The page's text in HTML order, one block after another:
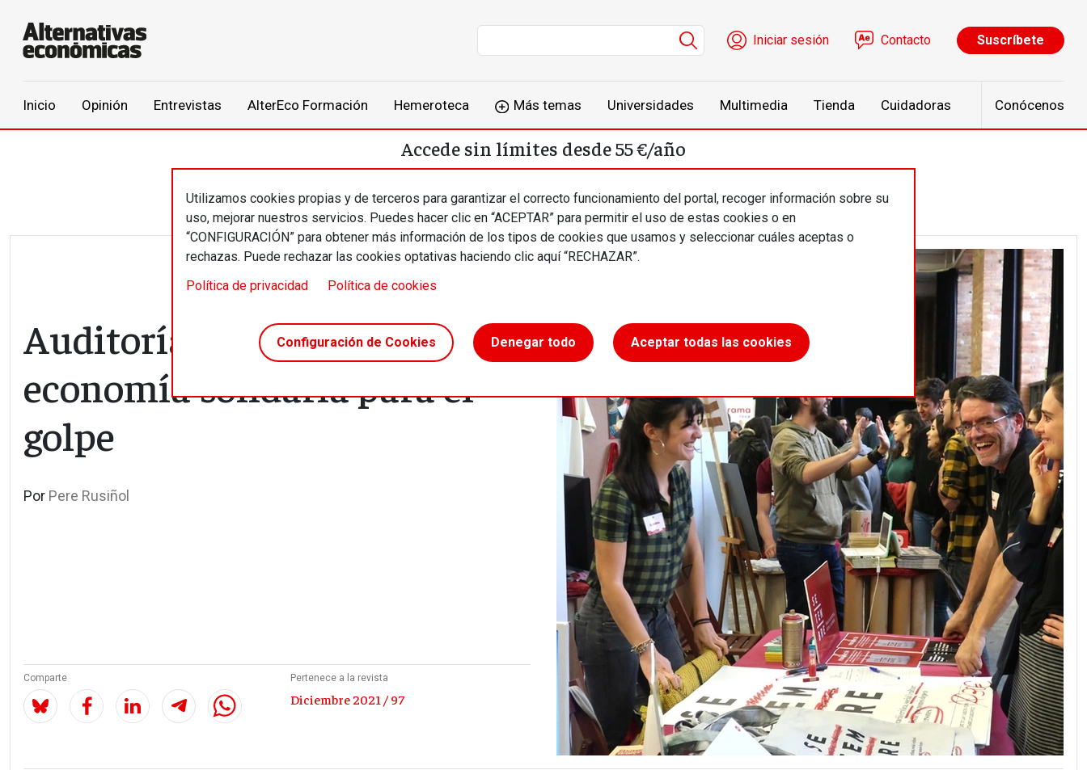
Menú de cuenta de usuario
Iniciar sesión Contacto Suscríbete
Inicio Opinión Entrevistas AlterEco Formación Hemeroteca Más temas Universidades Multimedia Tienda Cuidadoras Conócenos
Utilizamos cookies propias y de terceros para garantizar el correcto funcionamiento del portal, recoger información sobre su
uso, mejorar nuestros servicios. Puedes hacer clic en “ACEPTAR” para permitir el uso de estas cookies o en
“CONFIGURACIÓN” para obtener más información de los tipos de cookies que usamos y seleccionar cuáles aceptas o
rechazas. Puede rechazar las cookies optativas haciendo clic aquí “RECHAZAR”.
Política de privacidad
Política de cookies
Configuración de Cookies Denegar todo Aceptar todas las cookies
Accede sin límites desde 55 €/año
Auditoría Social 2021 // La
economía solidaria para el
golpe
Por Pere Rusiñol
Comparte Pertenece a la revista
Diciembre 2021 / 97